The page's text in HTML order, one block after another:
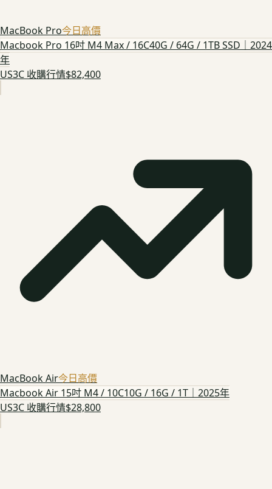
MacBook Pro今日高價
Macbook Pro 16吋 M4 Max / 16C40G / 64G / 1TB SSD｜2024
年
US3C 收購行情$82,400
MacBook Air今日高價
Macbook Air 15吋 M4 / 10C10G / 16G / 1T｜2025年
US3C 收購行情$28,800